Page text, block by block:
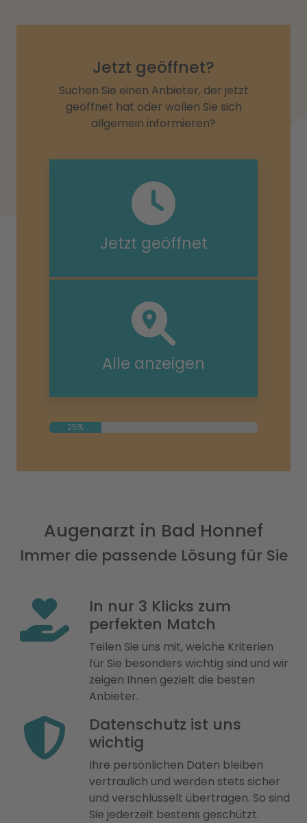
Jetzt geöffnet?
Suchen Sie einen Anbieter, der jetzt
geöffnet hat oder wollen Sie sich
allgemein informieren?
Jetzt geöffnet
Alle anzeigen
25%
Augenarzt in Bad Honnef
Immer die passende Lösung für Sie
In nur 3 Klicks zum
perfekten Match
Teilen Sie uns mit, welche Kriterien
für Sie besonders wichtig sind und wir
zeigen Ihnen gezielt die besten
Anbieter.
Datenschutz ist uns
wichtig
Ihre persönlichen Daten bleiben
vertraulich und werden stets sicher
und verschlüsselt übertragen. So sind
Sie jederzeit bestens geschützt.